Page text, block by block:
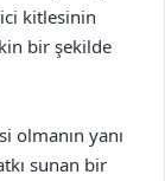
kitlesinin
bir şekilde
olmanın yanı
sunan bir